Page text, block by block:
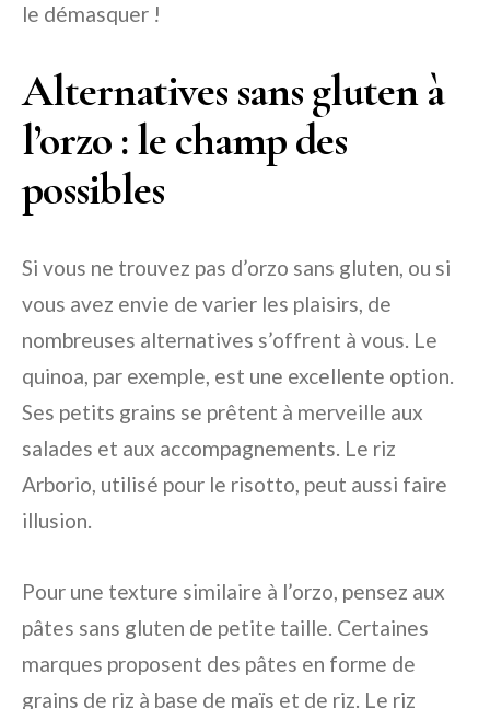
le démasquer !
Alternatives sans gluten à
l’orzo : le champ des
possibles
Si vous ne trouvez pas d’orzo sans gluten, ou si
vous avez envie de varier les plaisirs, de
nombreuses alternatives s’offrent à vous. Le
quinoa, par exemple, est une excellente option.
Ses petits grains se prêtent à merveille aux
salades et aux accompagnements. Le riz
Arborio, utilisé pour le risotto, peut aussi faire
illusion.
Pour une texture similaire à l’orzo, pensez aux
pâtes sans gluten de petite taille. Certaines
marques proposent des pâtes en forme de
grains de riz à base de maïs et de riz. Le riz